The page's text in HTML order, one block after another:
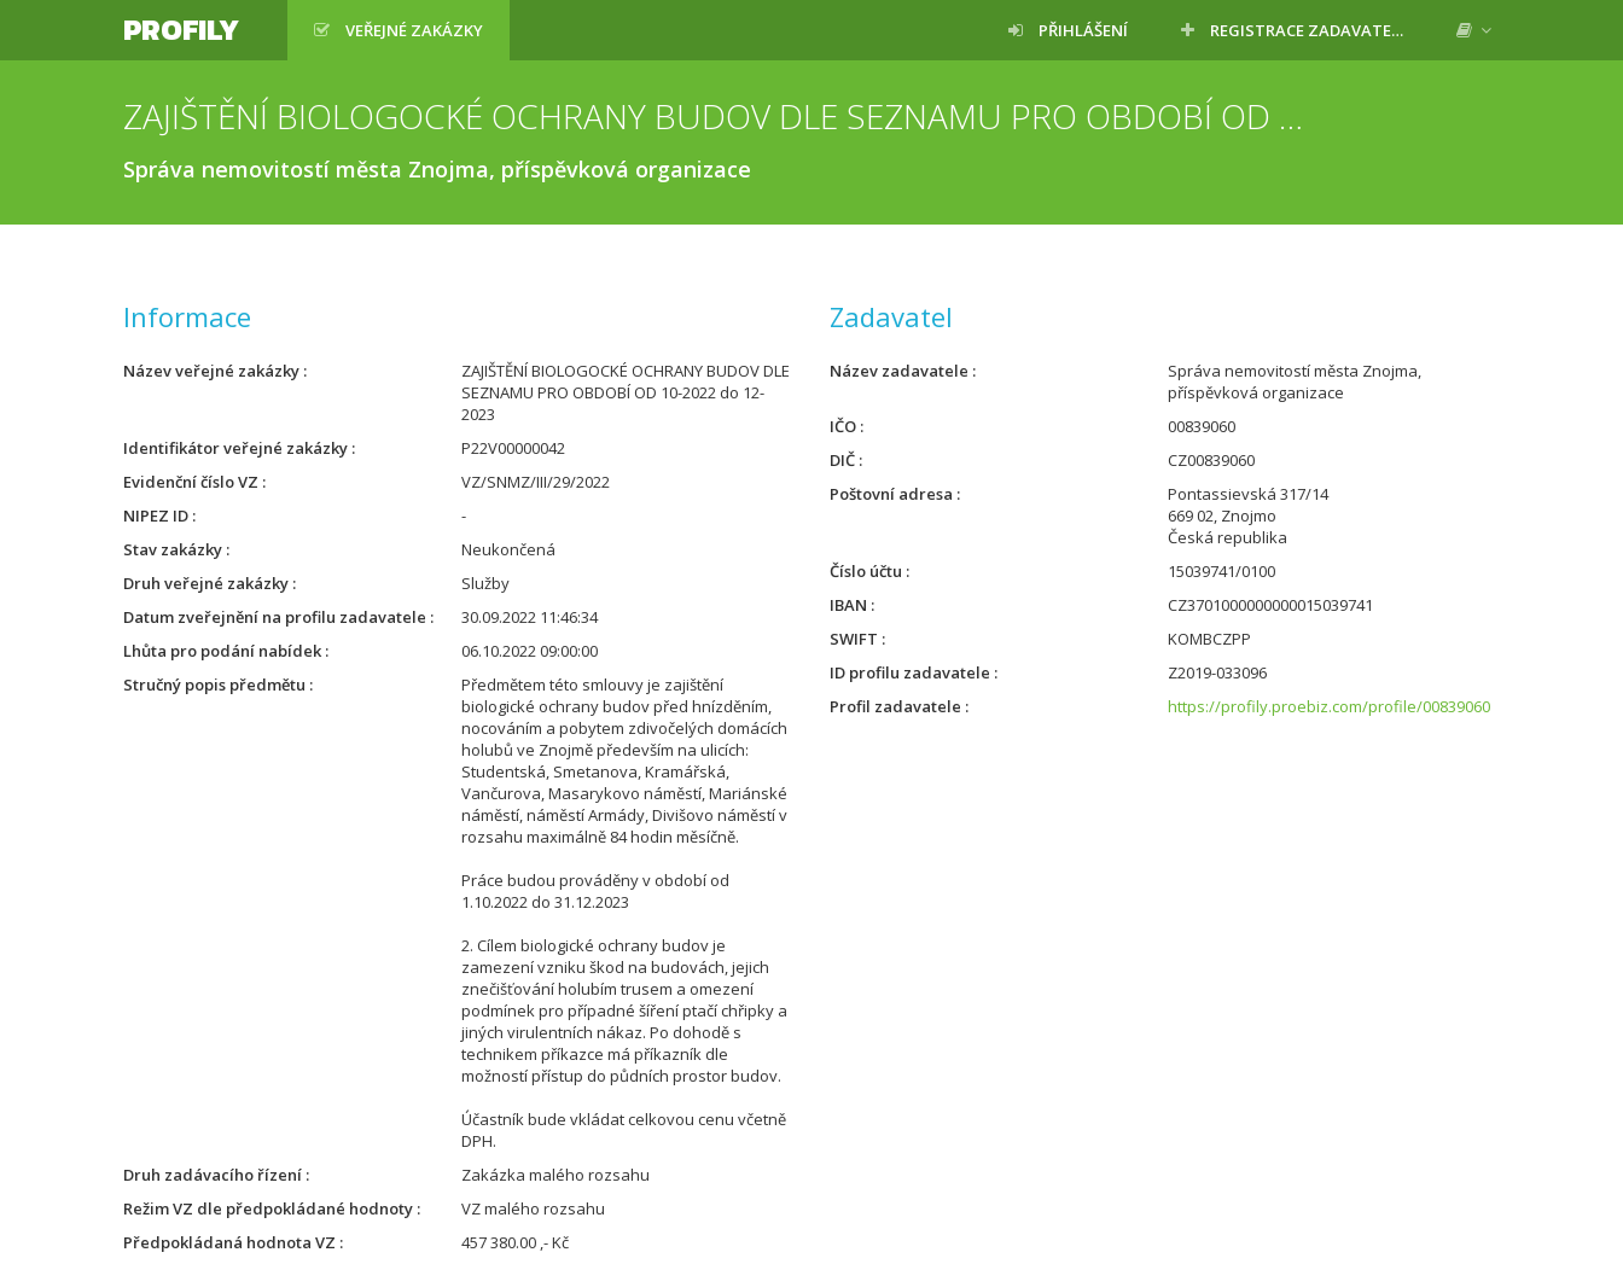
PROFILY VEŘEJNÉ ZAKÁZKY PŘIHLÁŠENÍ REGISTRACE ZADAVATELE
ZAJIŠTĚNÍ BIOLOGOCKÉ OCHRANY BUDOV DLE SEZNAMU PRO OBDOBÍ OD 10-2022 do 12-2023
Správa nemovitostí města Znojma, příspěvková organizace
Informace
Název veřejné zakázky
ZAJIŠTĚNÍ BIOLOGOCKÉ OCHRANY BUDOV DLE
SEZNAMU PRO OBDOBÍ OD 10-2022 do 12-
2023
Identifikátor veřejné zakázky
P22V00000042
Evidenční číslo VZ
VZ/SNMZ/III/29/2022
NIPEZ ID
-
Stav zakázky
Neukončená
Druh veřejné zakázky
Služby
Datum zveřejnění na profilu zadavatele
30.09.2022 11:46:34
Lhůta pro podání nabídek
06.10.2022 09:00:00
Stručný popis předmětu
Předmětem této smlouvy je zajištění
biologické ochrany budov před hnízděním,
nocováním a pobytem zdivočelých domácích
holubů ve Znojmě především na ulicích:
Studentská, Smetanova, Kramářská,
Vančurova, Masarykovo náměstí, Mariánské
náměstí, náměstí Armády, Divišovo náměstí v
rozsahu maximálně 84 hodin měsíčně.
Práce budou prováděny v období od
1.10.2022 do 31.12.2023
2. Cílem biologické ochrany budov je
zamezení vzniku škod na budovách, jejich
znečišťování holubím trusem a omezení
podmínek pro případné šíření ptačí chřipky a
jiných virulentních nákaz. Po dohodě s
technikem příkazce má příkazník dle
možností přístup do půdních prostor budov.
Účastník bude vkládat celkovou cenu včetně
DPH.
Druh zadávacího řízení
Zakázka malého rozsahu
Režim VZ dle předpokládané hodnoty
VZ malého rozsahu
Předpokládaná hodnota VZ
457 380.00 ,- Kč
Zadavatel
Název zadavatele
Správa nemovitostí města Znojma,
příspěvková organizace
IČO
00839060
DIČ
CZ00839060
Poštovní adresa
Pontassievská 317/14
669 02, Znojmo
Česká republika
Číslo účtu
15039741/0100
IBAN
CZ3701000000000015039741
SWIFT
KOMBCZPP
ID profilu zadavatele
Z2019-033096
Profil zadavatele
https://profily.proebiz.com/profile/00839060